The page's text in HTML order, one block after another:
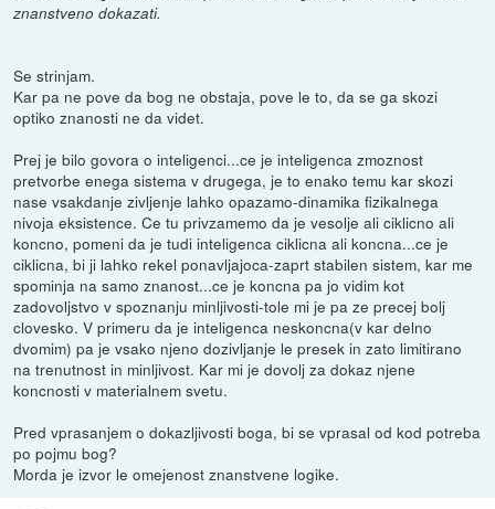
znanstveno dokazati.
Se strinjam.
Kar pa ne pove da bog ne obstaja, pove le to, da se ga skozi
optiko znanosti ne da videt.
Prej je bilo govora o inteligenci...ce je inteligenca zmoznost
pretvorbe enega sistema v drugega, je to enako temu kar skozi
nase vsakdanje zivljenje lahko opazamo-dinamika fizikalnega
nivoja eksistence. Ce tu privzamemo da je vesolje ali ciklicno ali
koncno, pomeni da je tudi inteligenca ciklicna ali koncna...ce je
ciklicna, bi ji lahko rekel ponavljajoca-zaprt stabilen sistem, kar me
spominja na samo znanost...ce je koncna pa jo vidim kot
zadovoljstvo v spoznanju minljivosti-tole mi je pa ze precej bolj
clovesko. V primeru da je inteligenca neskoncna(v kar delno
dvomim) pa je vsako njeno dozivljanje le presek in zato limitirano
na trenutnost in minljivost. Kar mi je dovolj za dokaz njene
koncnosti v materialnem svetu.
Pred vprasanjem o dokazljivosti boga, bi se vprasal od kod potreba
po pojmu bog?
Morda je izvor le omejenost znanstvene logike.